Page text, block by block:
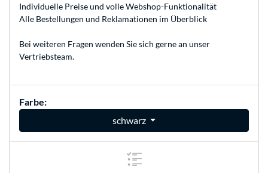
Individuelle Preise und volle Webshop-Funktionalität
Alle Bestellungen und Reklamationen im Überblick
Bei weiteren Fragen wenden Sie sich gerne an unser
Vertriebsteam.
Farbe:
schwarz